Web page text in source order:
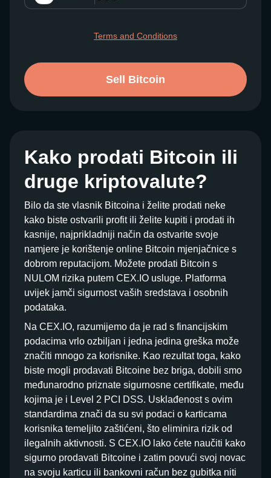
Terms and Conditions
Sell Bitcoin
Kako prodati Bitcoin ili
druge kriptovalute?
Bilo da ste vlasnik Bitcoina i želite prodati neke
kako biste ostvarili profit ili želite kupiti i prodati ih
kasnije, najprikladniji način da ostvarite svoje
namjere je korištenje online Bitcoin mjenjačnice s
dobrom reputacijom. Možete prodati Bitcoin s
NULOM rizika putem CEX.IO usluge. Platforma
uvijek jamči sigurnost vaših sredstava i osobnih
podataka.
Na CEX.IO, razumijemo da je rad s financijskim
podacima vrlo ozbiljan i jedna jedina greška može
značiti mnogo za korisnike. Kao rezultat toga, kako
biste mogli prodavati Bitcoine bez briga, dobili smo
međunarodno priznate sigurnosne certifikate, među
kojima je i Level 2 PCI DSS. Usklađenost s ovim
standardima znači da su svi podaci o karticama
korisnika temeljito zaštićeni, što eliminira rizik od
ilegalnih aktivnosti. S CEX.IO lako ćete naučiti kako
sigurno prodavati Bitcoine i zatim povući svoj novac
na svoju karticu ili bankovni račun bez gubitka niti